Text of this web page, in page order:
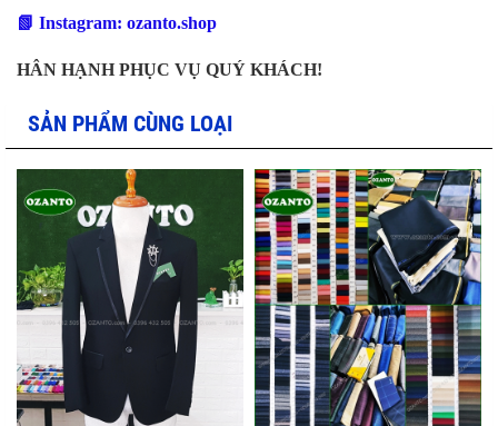
📗 Instagram: ozanto.shop
HÂN HẠNH PHỤC VỤ QUÝ KHÁCH!
SẢN PHẨM CÙNG LOẠI